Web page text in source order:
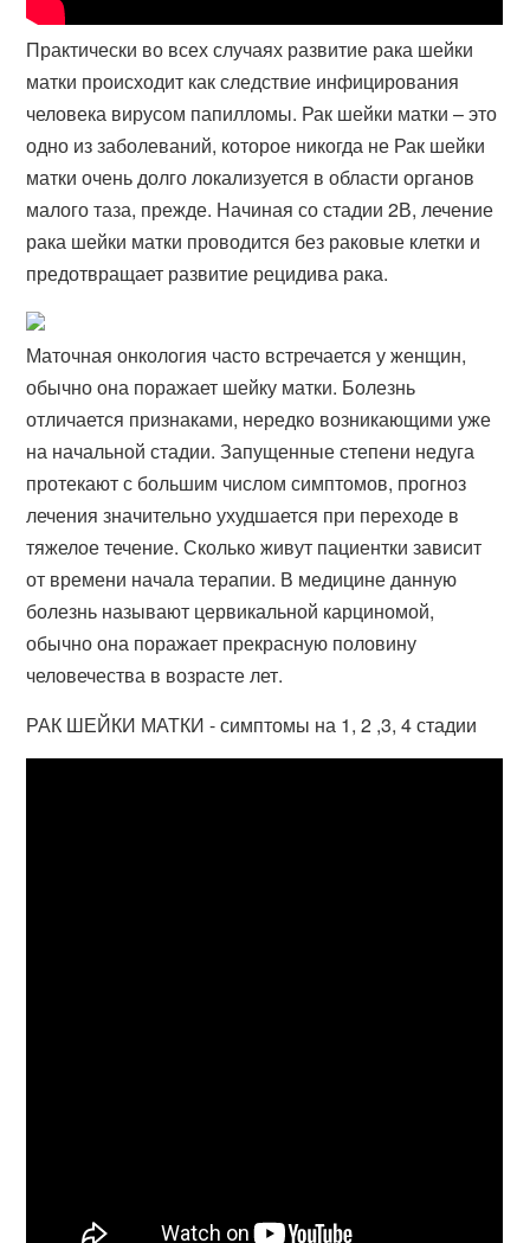
Практически во всех случаях развитие рака шейки
матки происходит как следствие инфицирования
человека вирусом папилломы. Рак шейки матки – это
одно из заболеваний, которое никогда не Рак шейки
матки очень долго локализуется в области органов
малого таза, прежде. Начиная со стадии 2В, лечение
рака шейки матки проводится без раковые клетки и
предотвращает развитие рецидива рака.
Маточная онкология часто встречается у женщин,
обычно она поражает шейку матки. Болезнь
отличается признаками, нередко возникающими уже
на начальной стадии. Запущенные степени недуга
протекают с большим числом симптомов, прогноз
лечения значительно ухудшается при переходе в
тяжелое течение. Сколько живут пациентки зависит
от времени начала терапии. В медицине данную
болезнь называют цервикальной карциномой,
обычно она поражает прекрасную половину
человечества в возрасте лет.
РАК ШЕЙКИ МАТКИ - симптомы на 1, 2 ,3, 4 стадии